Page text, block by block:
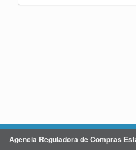
Agencia Reguladora de Compras